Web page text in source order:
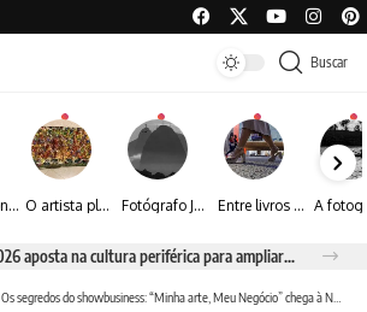
Buscar
Rafael Titonelly leva magia e acolhimento a crianças em tratamento oncológico em Juiz de Fora O artista plástico Jorge Luiz transforma sustentabilidade e criatividade em arte contemporânea Fotógrafo José Roberto apresenta um olhar sensível sobre arquitetura, formas e luz na fotografia Entre livros e fotografia autoral, Sebastião Reis consolida uma trajetória marcada pelo olhar artístico
Espraiada Festival 2026 aposta na cultura periférica para ampliar oportunidades na zona sul
Os segredos do showbusiness: “Minha arte, Meu Negócio” chega à Niterói com os maiores nomes do entretenimento